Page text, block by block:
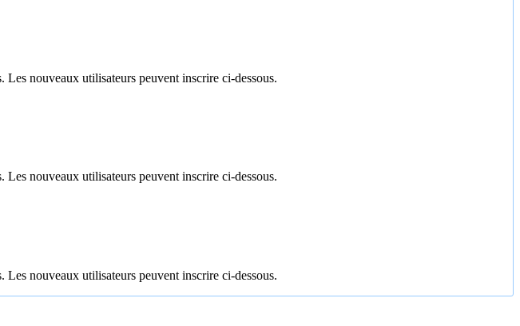
Les nouveaux utilisateurs peuvent inscrire ci-dessous.
Les nouveaux utilisateurs peuvent inscrire ci-dessous.
Les nouveaux utilisateurs peuvent inscrire ci-dessous.